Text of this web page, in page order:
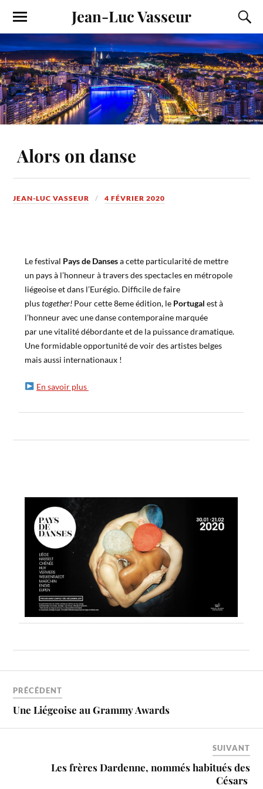
Jean-Luc Vasseur
Alors on danse
JEAN-LUC VASSEUR 4 FÉVRIER 2020
Le festival Pays de Dansesa cette particularité de mettre
un pays à l’honneur à travers des spectacles en métropole
liégeoise et dans l’Eurégio. Difficile de faire
plustogether! Pour cette 8eme édition, le Portugalest à
l’honneur avec une danse contemporaine marquée
par une vitalité débordante et de la puissance dramatique.
Une formidable opportunité de voir des artistes belges
mais aussi internationaux !
En savoir plus
PRÉCÉDENT
Une Liégeoise au Grammy Awards
SUIVANT
Les frères Dardenne, nommés habitués des
Césars